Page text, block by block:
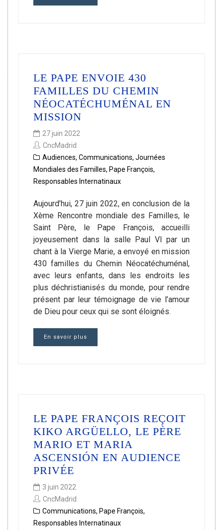
LE PAPE ENVOIE 430
FAMILLES DU CHEMIN
NÉOCATÉCHUMÉNAL EN
MISSION
27 juin 2022
CncMadrid
Audiences, Communications, Journées
Mondiales des Familles, Pape François,
Responsables Internatinaux
Aujourd’hui, 27 juin 2022, en conclusion de la
Xème Rencontre mondiale des Familles, le
Saint Père, le Pape François, accueilli
joyeusement dans la salle Paul VI par un
chant à la Vierge Marie, a envoyé en mission
430 familles du Chemin Néocatéchuménal,
avec leurs enfants, dans les endroits les
plus déchristianisés du monde, pour rendre
présent par leur témoignage de vie l’amour
de Dieu pour ceux qui se sont éloignés.
En savoir plus
LE PAPE FRANÇOIS REÇOIT
KIKO ARGÜELLO, LE PÈRE
MARIO ET MARIA
ASCENSIÓN EN AUDIENCE
PRIVÉE
3 juin 2022
CncMadrid
Communications, Pape François,
Responsables Internatinaux